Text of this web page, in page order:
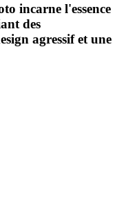
incarne l'essence
des
agressif et une